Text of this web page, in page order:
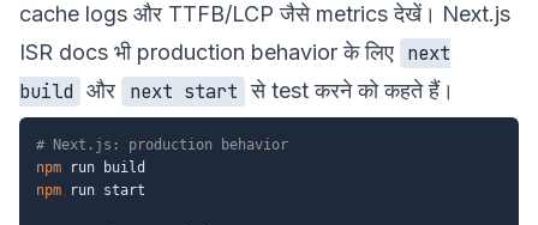
cache logs और TTFB/LCP जैसे metrics देखें। Next.js
ISR docs भी production behavior के लिए next
build और next start से test करने को कहते हैं।
# Next.js: production behavior
npm
npm run start